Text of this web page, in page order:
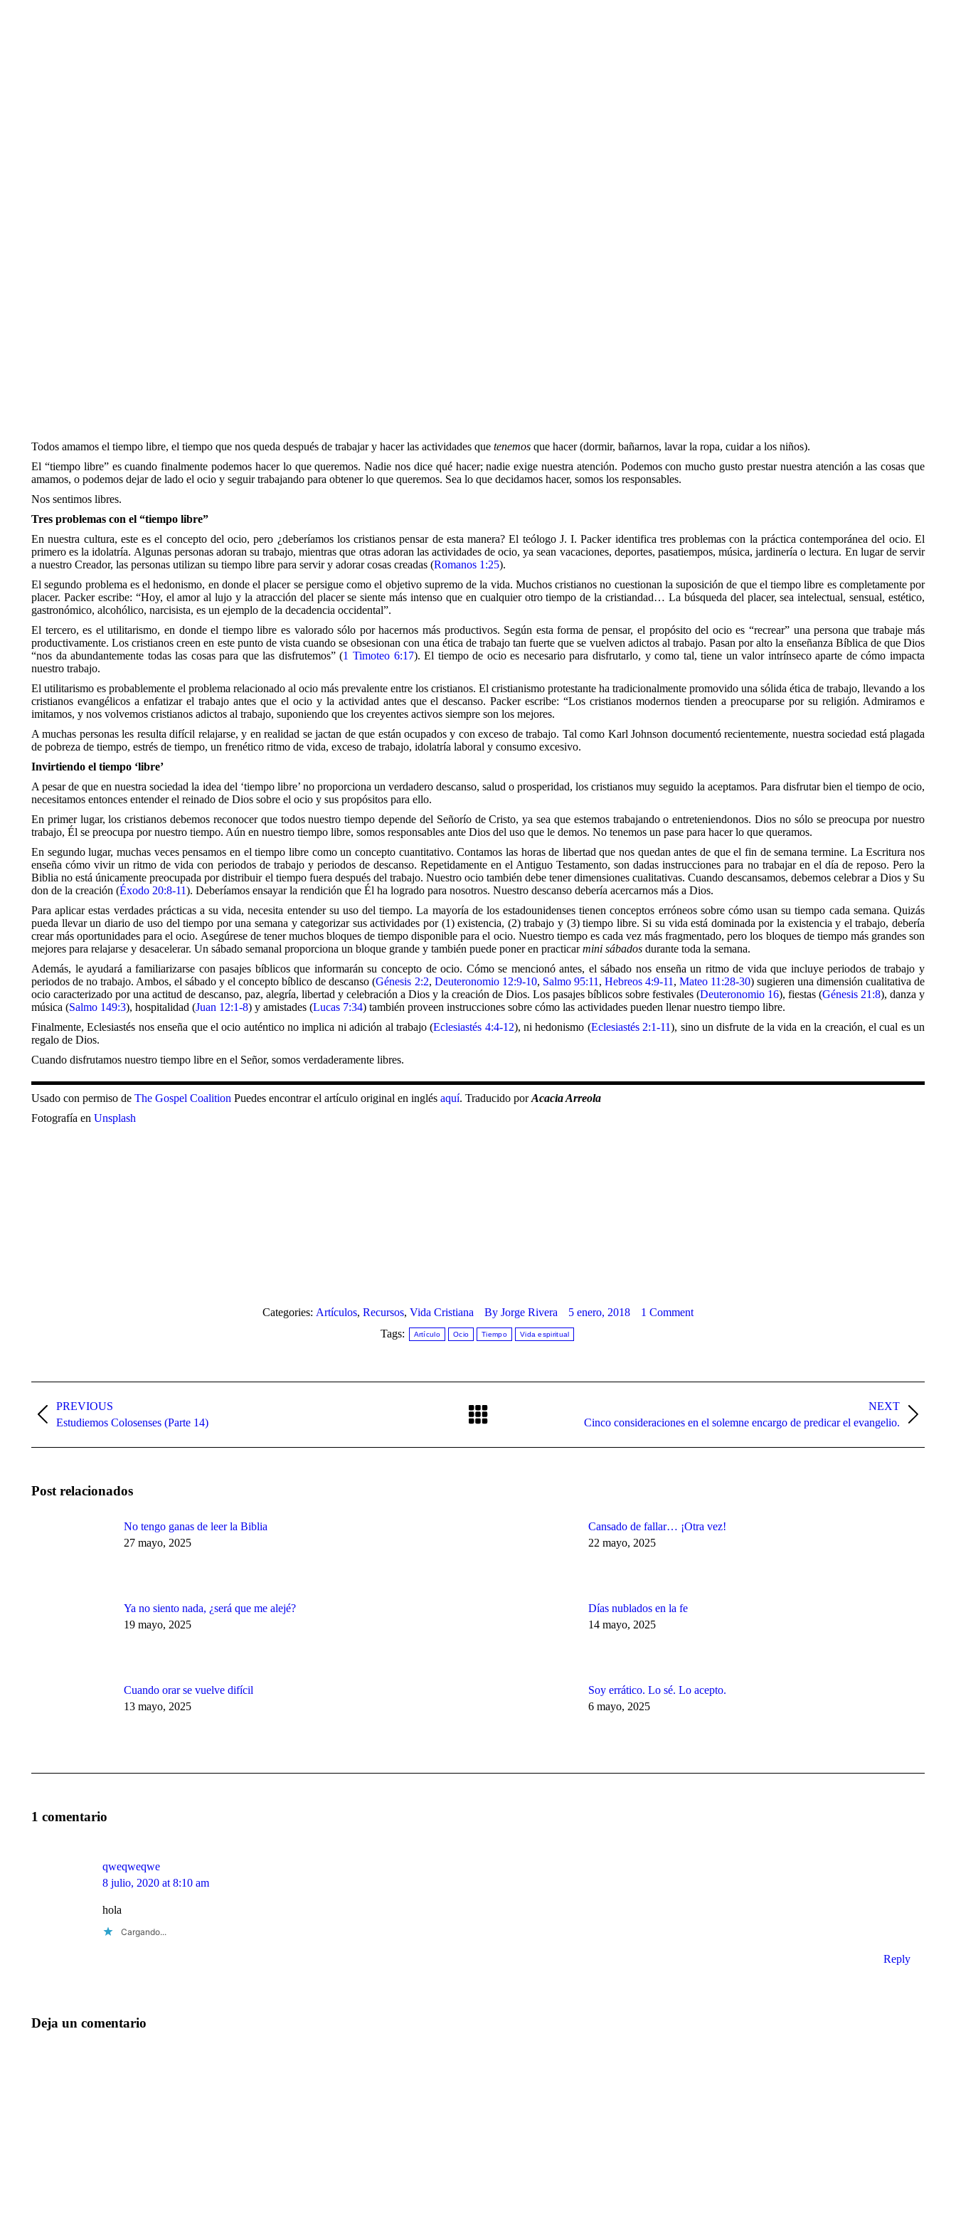
Todos amamos el tiempo libre, el tiempo que nos queda después de trabajar y hacer las actividades que tenemos que hacer (dormir, bañarnos, lavar la ropa, cuidar a los niños).
El “tiempo libre” es cuando finalmente podemos hacer lo que queremos. Nadie nos dice qué hacer; nadie exige nuestra atención. Podemos con mucho gusto prestar nuestra atención a las cosas que
amamos, o podemos dejar de lado el ocio y seguir trabajando para obtener lo que queremos. Sea lo que decidamos hacer, somos los responsables.
Nos sentimos libres.
Tres problemas con el “tiempo libre”
En nuestra cultura, este es el concepto del ocio, pero ¿deberíamos los cristianos pensar de esta manera? El teólogo J. I. Packer identifica tres problemas con la práctica contemporánea del ocio. El
primero es la idolatría. Algunas personas adoran su trabajo, mientras que otras adoran las actividades de ocio, ya sean vacaciones, deportes, pasatiempos, música, jardinería o lectura. En lugar de servir
a nuestro Creador, las personas utilizan su tiempo libre para servir y adorar cosas creadas (Romanos 1:25).
El segundo problema es el hedonismo, en donde el placer se persigue como el objetivo supremo de la vida. Muchos cristianos no cuestionan la suposición de que el tiempo libre es completamente por
placer. Packer escribe: “Hoy, el amor al lujo y la atracción del placer se siente más intenso que en cualquier otro tiempo de la cristiandad… La búsqueda del placer, sea intelectual, sensual, estético,
gastronómico, alcohólico, narcisista, es un ejemplo de la decadencia occidental”.
El tercero, es el utilitarismo, en donde el tiempo libre es valorado sólo por hacernos más productivos. Según esta forma de pensar, el propósito del ocio es “recrear” una persona que trabaje más
productivamente. Los cristianos creen en este punto de vista cuando se obsesionan con una ética de trabajo tan fuerte que se vuelven adictos al trabajo. Pasan por alto la enseñanza Bíblica de que Dios
“nos da abundantemente todas las cosas para que las disfrutemos” (1 Timoteo 6:17). El tiempo de ocio es necesario para disfrutarlo, y como tal, tiene un valor intrínseco aparte de cómo impacta
nuestro trabajo.
El utilitarismo es probablemente el problema relacionado al ocio más prevalente entre los cristianos. El cristianismo protestante ha tradicionalmente promovido una sólida ética de trabajo, llevando a los
cristianos evangélicos a enfatizar el trabajo antes que el ocio y la actividad antes que el descanso. Packer escribe: “Los cristianos modernos tienden a preocuparse por su religión. Admiramos e
imitamos, y nos volvemos cristianos adictos al trabajo, suponiendo que los creyentes activos siempre son los mejores.
A muchas personas les resulta difícil relajarse, y en realidad se jactan de que están ocupados y con exceso de trabajo. Tal como Karl Johnson documentó recientemente, nuestra sociedad está plagada
de pobreza de tiempo, estrés de tiempo, un frenético ritmo de vida, exceso de trabajo, idolatría laboral y consumo excesivo.
Invirtiendo el tiempo ‘libre’
A pesar de que en nuestra sociedad la idea del ‘tiempo libre’ no proporciona un verdadero descanso, salud o prosperidad, los cristianos muy seguido la aceptamos. Para disfrutar bien el tiempo de ocio,
necesitamos entonces entender el reinado de Dios sobre el ocio y sus propósitos para ello.
En primer lugar, los cristianos debemos reconocer que todos nuestro tiempo depende del Señorío de Cristo, ya sea que estemos trabajando o entreteniendonos. Dios no sólo se preocupa por nuestro
trabajo, Él se preocupa por nuestro tiempo. Aún en nuestro tiempo libre, somos responsables ante Dios del uso que le demos. No tenemos un pase para hacer lo que queramos.
En segundo lugar, muchas veces pensamos en el tiempo libre como un concepto cuantitativo. Contamos las horas de libertad que nos quedan antes de que el fin de semana termine. La Escritura nos
enseña cómo vivir un ritmo de vida con periodos de trabajo y periodos de descanso. Repetidamente en el Antiguo Testamento, son dadas instrucciones para no trabajar en el día de reposo. Pero la
Biblia no está únicamente preocupada por distribuir el tiempo fuera después del trabajo. Nuestro ocio también debe tener dimensiones cualitativas. Cuando descansamos, debemos celebrar a Dios y Su
don de la creación (Éxodo 20:8-11). Deberíamos ensayar la rendición que Él ha logrado para nosotros. Nuestro descanso debería acercarnos más a Dios.
Para aplicar estas verdades prácticas a su vida, necesita entender su uso del tiempo. La mayoría de los estadounidenses tienen conceptos erróneos sobre cómo usan su tiempo cada semana. Quizás
pueda llevar un diario de uso del tiempo por una semana y categorizar sus actividades por (1) existencia, (2) trabajo y (3) tiempo libre. Si su vida está dominada por la existencia y el trabajo, debería
crear más oportunidades para el ocio. Asegúrese de tener muchos bloques de tiempo disponible para el ocio. Nuestro tiempo es cada vez más fragmentado, pero los bloques de tiempo más grandes son
mejores para relajarse y desacelerar. Un sábado semanal proporciona un bloque grande y también puede poner en practicarmini sábados durante toda la semana.
Además, le ayudará a familiarizarse con pasajes bíblicos que informarán su concepto de ocio. Cómo se mencionó antes, el sábado nos enseña un ritmo de vida que incluye periodos de trabajo y
periodos de no trabajo. Ambos, el sábado y el concepto bíblico de descanso (Génesis 2:2, Deuteronomio 12:9-10, Salmo 95:11 , Hebreos 4:9-11 , Mateo 11:28-30) sugieren una dimensión cualitativa de
ocio caracterizado por una actitud de descanso, paz, alegría, libertad y celebración a Dios y la creación de Dios. Los pasajes bíblicos sobre festivales (Deuteronomio 16), fiestas (Génesis 21:8), danza y
música (Salmo 149:3), hospitalidad (Juan 12:1-8) y amistades (Lucas 7:34) también proveen instrucciones sobre cómo las actividades pueden llenar nuestro tiempo libre.
Finalmente, Eclesiastés nos enseña que el ocio auténtico no implica ni adición al trabajo (Eclesiastés 4:4-12), ni hedonismo (Eclesiastés 2:1-11), sino un disfrute de la vida en la creación, el cual es un
regalo de Dios.
Cuando disfrutamos nuestro tiempo libre en el Señor, somos verdaderamente libres.
Usado con permiso de The Gospel Coalition Puedes encontrar el artículo original en inglés aquí. Traducido porAcacia Arreola
Fotografía en Unsplash
Categories: Artículos, Recursos, Vida Cristiana By Jorge Rivera 5 enero, 2018
1 Comment
Tags:
Artículo Ocio Tiempo Vida espiritual
navigation
PREVIOUS
Previous
Estudiemos Colosenses (Parte 14)
NEXT
Cinco consideraciones en el solemne encargo de predicar el evangelio.
Post relacionados
No tengo ganas de leer la Biblia
27 mayo, 2025
Cansado de fallar… ¡Otra vez!
22 mayo, 2025
Ya no siento nada, ¿será que me alejé?
19 mayo, 2025
Días nublados en la fe
14 mayo, 2025
Cuando orar se vuelve difícil
13 mayo, 2025
Soy errático. Lo sé. Lo acepto.
6 mayo, 2025
1 comentario
qweqweqwe
says:
8 julio, 2020 at 8:10 am
hola
Cargando...
Reply
Deja un comentario